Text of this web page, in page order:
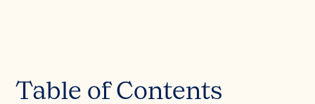
Table of Contents